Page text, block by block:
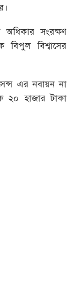
অধিকার সংরক্ষণ
বিপুল বিশ্বাসের
এর নবায়ন না
২০ হাজার টাকা